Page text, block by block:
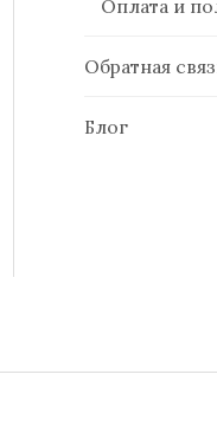
Оплата и
Обратная
Блог